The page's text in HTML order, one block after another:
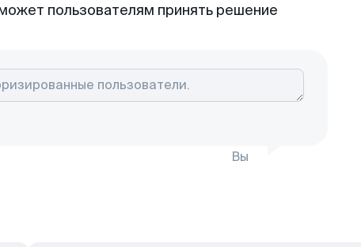
пользователям принять решение
Вы